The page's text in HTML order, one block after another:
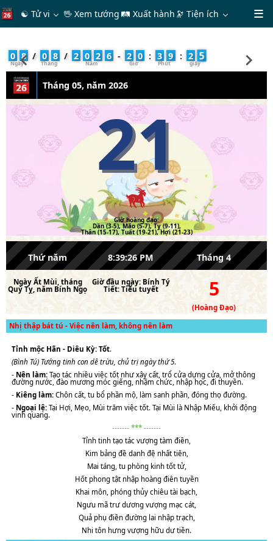
☯ Tử vi 🖖 Xem tướng 🛤 Xuất hành 🔭Tiện ích
0 8 / 0 8 / 2 0 2 6 - 2 0 : 3 9 : 2 6
Tháng 05, năm 2026
21
Giờ hoàng đạo:
Dần (3-5), Mão (5-7), Tỵ (9-11),
Thân (15-17), Tuất (19-21), Hợi (21-23)
Thứ năm 8:39:26 PM Tháng 4
Ngày Ất Mùi , tháng
Quý Tỵ , năm Bính Ngọ
Giờ đầu ngày: Bính Tý
Tiết: Tiểu tuyết 5
(Hoàng Đạo)
Nhị thập bát tú - Việc nên làm, không nên làm
Tỉnh mộc Hãn - Diêu Kỳ: Tốt.
(Bình Tú) Tướng tinh con dê trừu, chủ trị ngày thứ 5.
- Nên làm: Tạo tác nhiều việc tốt như xây cất, trổ cửa dựng cửa, mở thông
đường nước, đào mương móc giếng, nhậm chức, nhập học, đi thuyền.
- Kiêng làm: Chôn cất, tu bổ phần mộ, làm sanh phần, đóng thọ đường.
- Ngoại lệ: Tại Hợi, Mẹo, Mùi trăm việc tốt. Tại Mùi là Nhập Miếu, khởi động
vinh quang.
------- *** -------
Tỉnh tinh tạo tác vượng tàm điền,
Kim bảng đề danh đệ nhất tiên,
Mai táng, tu phòng kinh tốt tử,
Hốt phong tật nhập hoàng điên tuyền
Khai môn, phóng thủy chiêu tài bạch,
Ngưu mã trư dương vượng mạc cát,
Quả phụ điền đường lai nhập trạch,
Nhi tôn hưng vượng hữu dư tiền.